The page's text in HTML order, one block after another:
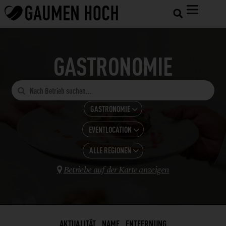
GASTRONOMIE

GASTRONOMIE 
ALLE KATEGORIEN
GASTRONOMIE
HOTELS
LANDWIRTSCHAFT
WEINBAU
EVENTLOCATION 
ALLE ANZEIGEN
BAR
BUSCHENSCHANK
CAFÉ
ALLE REGIONEN 
NIEDERÖSTERREICH
SALZBURG
 Betriebe auf der Karte anzeigen
AKTUALITÄT NAME ENTFERNUNG